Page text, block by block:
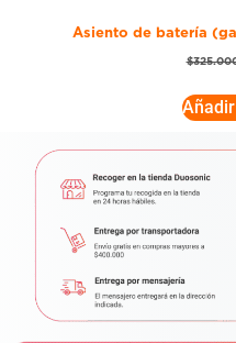
Asiento de batería
$